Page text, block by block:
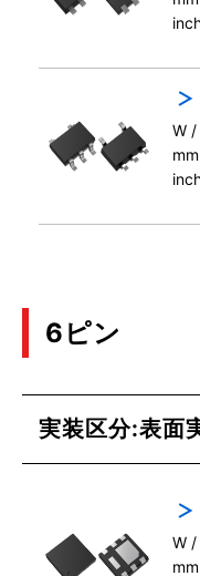
W /
6ピン
実装区分:表面
W /